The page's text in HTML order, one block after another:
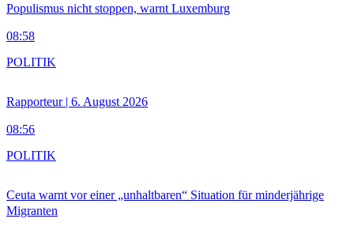
Populismus nicht stoppen, warnt Luxemburg
08:58
Rapporteur | 6. August 2026
08:56
POLITIK
Ceuta warnt vor einer „unhaltbaren“ Situation für minderjährige
Migranten
POLITIK